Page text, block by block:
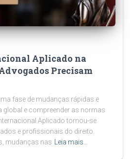
Aplicado na
Precisam
fase de mudanças rápidas e
global e compreender as normas
Aplicado tornou-se
e profissionais do direito.
mudanças nas
Leia mais…